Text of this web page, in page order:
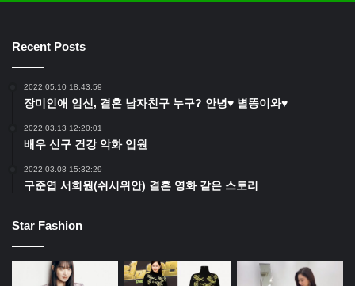
Recent Posts
2022.05.10 18:43:59
장미인애 임신, 결혼 남자친구 누구? 안녕♥ 별똥이와♥
2022.03.13 12:20:01
배우 신구 건강 악화 입원
2022.03.08 15:32:29
구준엽 서희원(쉬시위안) 결혼 영화 같은 스토리
Star Fashion